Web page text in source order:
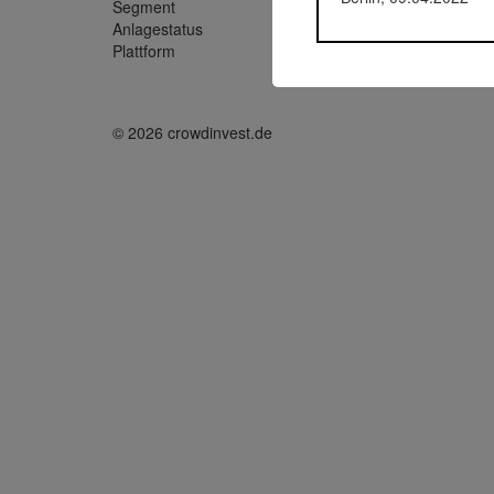
Segment
Anlagestatus
Plattform
© 2026 crowdinvest.de